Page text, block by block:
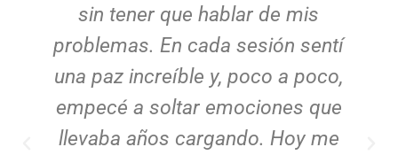
sin tener que hablar de mis
problemas. En cada sesión sentí
una paz increíble y, poco a poco,
empecé a soltar emociones que
llevaba años cargando. Hoy me